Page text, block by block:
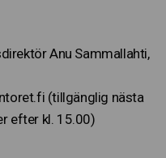
Anu Sammallahti,
(tillgänglig nästa
efter kl. 15.00)